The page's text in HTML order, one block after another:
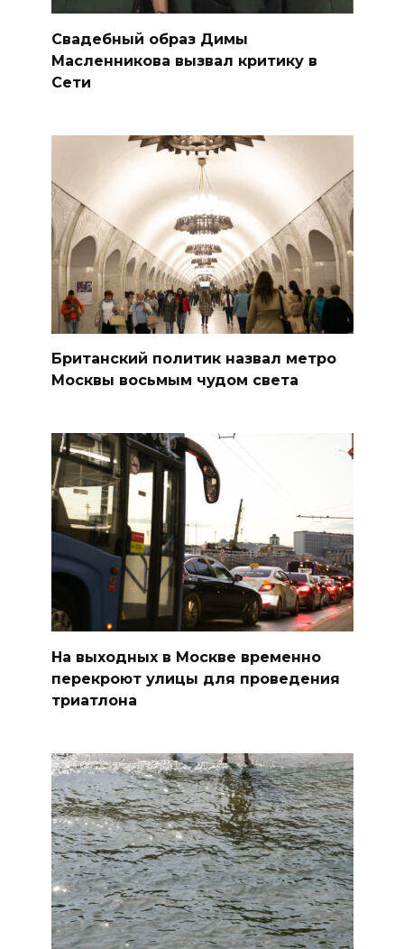
Свадебный образ Димы
Масленникова вызвал критику в
Сети
Британский политик назвал метро
Москвы восьмым чудом света
На выходных в Москве временно
перекроют улицы для проведения
триатлона